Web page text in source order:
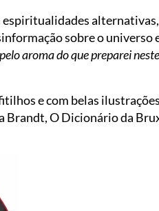
espiritualidades
sobre o universo
aroma do que preparei
e com belas
Brandt, O Dicionário da